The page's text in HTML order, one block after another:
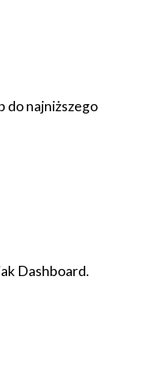
do najniższego
Dashboard.